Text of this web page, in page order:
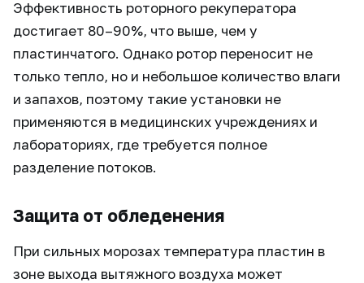
Эффективность роторного рекуператора
достигает 80–90%, что выше, чем у
пластинчатого. Однако ротор переносит не
только тепло, но и небольшое количество влаги
и запахов, поэтому такие установки не
применяются в медицинских учреждениях и
лабораториях, где требуется полное
разделение потоков.
Защита от обледенения
При сильных морозах температура пластин в
зоне выхода вытяжного воздуха может